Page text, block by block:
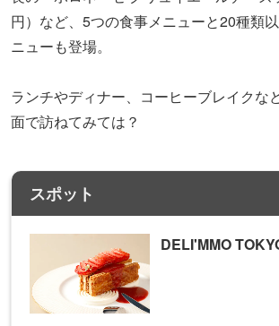
円）など、5つの食事メニューと20種類
ニューも登場。
ランチやディナー、コーヒーブレイクな
面で訪ねてみては？
スポット
DELI'MMO